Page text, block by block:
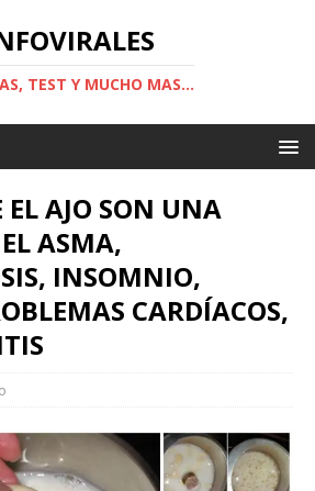
TEST Y MUCHO MAS...
EL AJO SON UNA
ASMA,
INSOMNIO,
CARDÍACOS,